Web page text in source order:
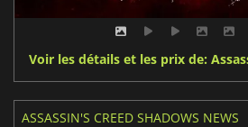
Voir les détails et les prix de:
ASSASSIN'S CREED SHADOWS NEWS